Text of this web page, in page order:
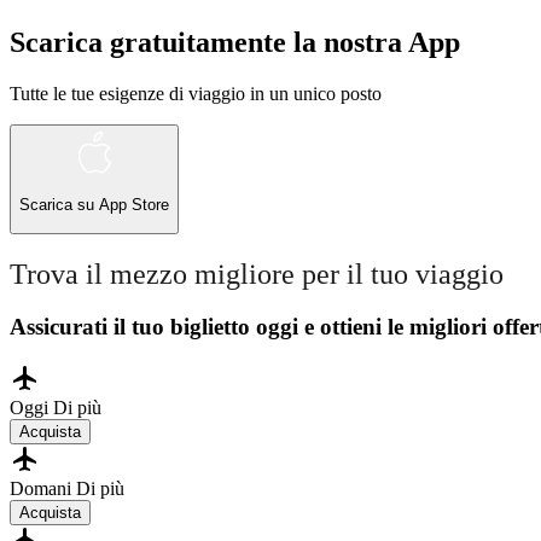
Scarica gratuitamente la nostra App
Tutte le tue esigenze di viaggio in un unico posto
Scarica su App Store
Trova il mezzo migliore per il tuo viaggio
Assicurati il ​​tuo biglietto oggi e ottieni le migliori
Oggi Di più
Acquista
Domani Di più
Acquista